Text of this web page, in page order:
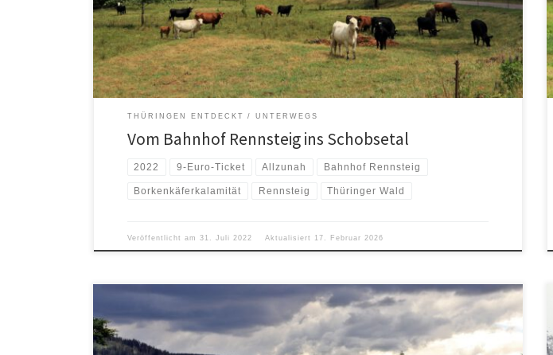
THÜRINGEN ENTDECKT UNTERWEGS
Vom Bahnhof Rennsteig ins Schobsetal
2022 9-Euro-Ticket Allzunah Bahnhof Rennsteig
Borkenkäferkalamität Rennsteig Thüringer Wald
Veröffentlicht am 31. Juli 2022 Aktualisiert 17. Februar 2026